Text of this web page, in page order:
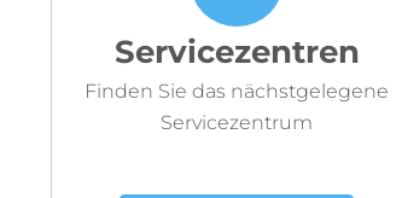
Servicezentren
Finden Sie das nächstgelegene
Servicezentrum